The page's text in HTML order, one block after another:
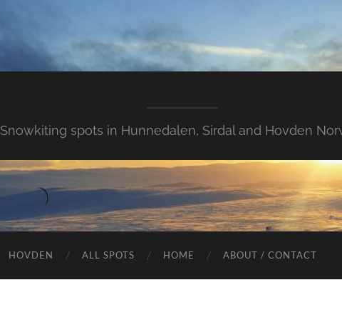
Snowkiting spots in Hunnedalen, Sirdal and Hovden
HOVDEN ALL SPOTS HOME ABOUT / CONTACT